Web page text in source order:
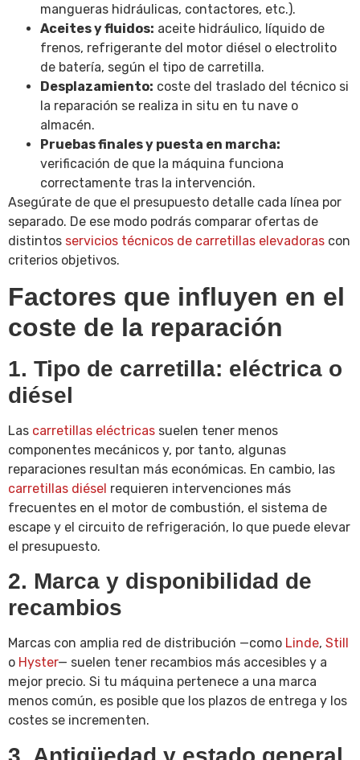
mangueras hidráulicas, contactores, etc.).
Aceites y fluidos: aceite hidráulico, líquido de
frenos, refrigerante del motor diésel o electrolito
de batería, según el tipo de carretilla.
Desplazamiento: coste del traslado del técnico si
la reparación se realiza in situ en tu nave o
almacén.
Pruebas finales y puesta en marcha:
verificación de que la máquina funciona
correctamente tras la intervención.
Asegúrate de que el presupuesto detalle cada línea por
separado. De ese modo podrás comparar ofertas de
distintos servicios técnicos de carretillas elevadoras con
criterios objetivos.
Factores que influyen en el
coste de la reparación
1. Tipo de carretilla: eléctrica o
diésel
Las carretillas eléctricas suelen tener menos
componentes mecánicos y, por tanto, algunas
reparaciones resultan más económicas. En cambio, las
carretillas diésel requieren intervenciones más
frecuentes en el motor de combustión, el sistema de
escape y el circuito de refrigeración, lo que puede elevar
el presupuesto.
2. Marca y disponibilidad de
recambios
Marcas con amplia red de distribución —como Linde, Still
o Hyster— suelen tener recambios más accesibles y a
mejor precio. Si tu máquina pertenece a una marca
menos común, es posible que los plazos de entrega y los
costes se incrementen.